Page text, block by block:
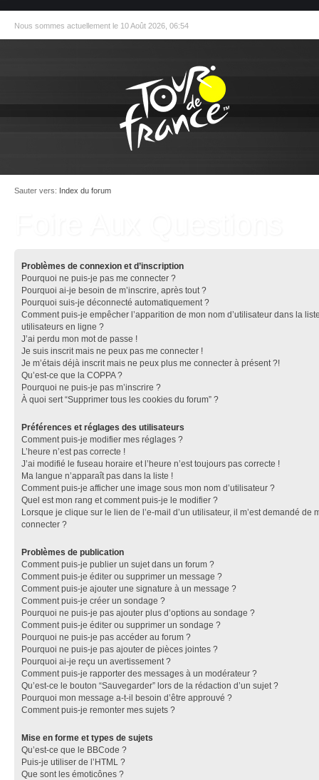
Nous sommes actuellement le 10 Août 2026, 06:54
Sauter vers: Index du forum
Problèmes de connexion et d’inscription
Pourquoi ne puis-je pas me connecter ?
Pourquoi ai-je besoin de m’inscrire, après tout ?
Pourquoi suis-je déconnecté automatiquement ?
Comment puis-je empêcher l’apparition de mon nom d’utilisateur dans la
utilisateurs en ligne ?
J’ai perdu mon mot de passe !
Je suis inscrit mais ne peux pas me connecter !
Je m’étais déjà inscrit mais ne peux plus me connecter à présent ?!
Qu’est-ce que la COPPA ?
Pourquoi ne puis-je pas m’inscrire ?
À quoi sert “Supprimer tous les cookies du forum” ?
Préférences et réglages des utilisateurs
Comment puis-je modifier mes réglages ?
L’heure n’est pas correcte !
J’ai modifié le fuseau horaire et l’heure n’est toujours pas correcte !
Ma langue n’apparaît pas dans la liste !
Comment puis-je afficher une image sous mon nom d’utilisateur ?
Quel est mon rang et comment puis-je le modifier ?
Lorsque je clique sur le lien de l’e-mail d’un utilisateur, il m’est demandé de
connecter ?
Problèmes de publication
Comment puis-je publier un sujet dans un forum ?
Comment puis-je éditer ou supprimer un message ?
Comment puis-je ajouter une signature à un message ?
Comment puis-je créer un sondage ?
Pourquoi ne puis-je pas ajouter plus d’options au sondage ?
Comment puis-je éditer ou supprimer un sondage ?
Pourquoi ne puis-je pas accéder au forum ?
Pourquoi ne puis-je pas ajouter de pièces jointes ?
Pourquoi ai-je reçu un avertissement ?
Comment puis-je rapporter des messages à un modérateur ?
Qu’est-ce le bouton “Sauvegarder” lors de la rédaction d’un sujet ?
Pourquoi mon message a-t-il besoin d’être approuvé ?
Comment puis-je remonter mes sujets ?
Mise en forme et types de sujets
Qu’est-ce que le BBCode ?
Puis-je utiliser de l’HTML ?
Que sont les émoticônes ?